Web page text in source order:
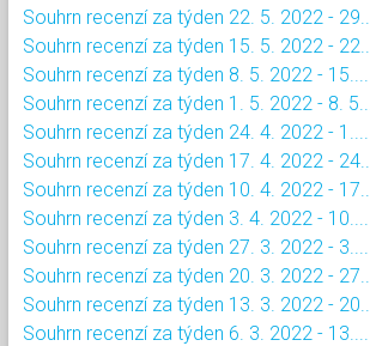
Souhrn recenzí za týden 22. 5. 2022 - 29....
Souhrn recenzí za týden 15. 5. 2022 - 22....
Souhrn recenzí za týden 8. 5. 2022 - 15....
Souhrn recenzí za týden 1. 5. 2022 - 8. 5....
Souhrn recenzí za týden 24. 4. 2022 - 1....
Souhrn recenzí za týden 17. 4. 2022 - 24....
Souhrn recenzí za týden 10. 4. 2022 - 17....
Souhrn recenzí za týden 3. 4. 2022 - 10....
Souhrn recenzí za týden 27. 3. 2022 - 3....
Souhrn recenzí za týden 20. 3. 2022 - 27....
Souhrn recenzí za týden 13. 3. 2022 - 20....
Souhrn recenzí za týden 6. 3. 2022 - 13....